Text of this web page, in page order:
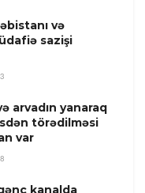
və
sazişi
3
arvadın yanaraq
törədilməsi
var
8
kanalda